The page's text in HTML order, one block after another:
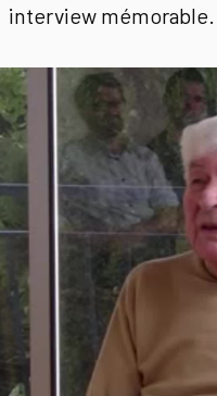
interview